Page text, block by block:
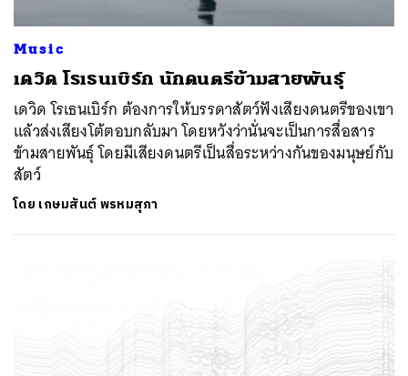
Music
เดวิด โรเธนเบิร์ก นักดนตรีข้ามสายพันธุ์
เดวิด โรเธนเบิร์ก ต้องการให้บรรดาสัตว์ฟังเสียงดนตรีของเขา
แล้วส่งเสียงโต้ตอบกลับมา โดยหวังว่านั่นจะเป็นการสื่อสาร
ข้ามสายพันธุ์ โดยมีเสียงดนตรีเป็นสื่อระหว่างกันของมนุษย์กับ
สัตว์
โดย เกษมสันต์ พรหมสุภา